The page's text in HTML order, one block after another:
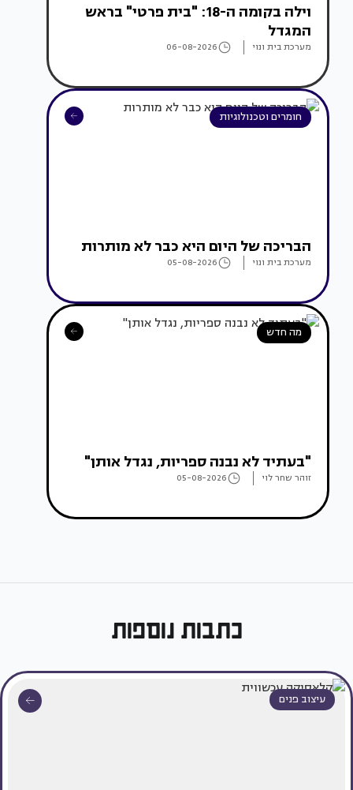
וילה בקומה ה-18: "בית פרטי" בראש
המגדל
מערכת בית ונוי 06-08-2026
חומרים וטכנולוגיות
הבריכה של היום היא כבר לא מותרות
מערכת בית ונוי 05-08-2026
מה חדש
"בעתיד לא נבנה ספריות, נגדל אותן"
זוהר שחר לוי 05-08-2026
כתבות נוספות
עיצוב פנים